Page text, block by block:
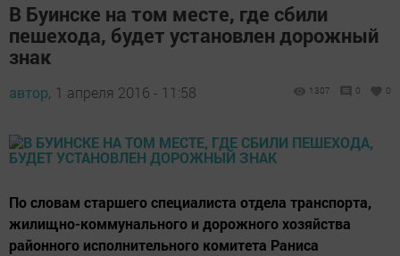
В Буинске на том месте, где сбили
пешехода, будет установлен дорожный
знак
автор, 1 апреля 2016 - 11:58 1307 0 0
По словам старшего специалиста отдела транспорта,
жилищно-коммунального и дорожного хозяйства
районного исполнительного комитета Раниса